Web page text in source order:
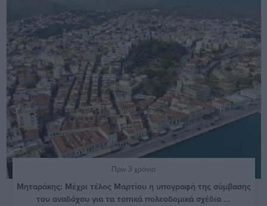
Πριν 3 χρόνια
Μηταράκης: Μέχρι τέλος Μαρτίου η υπογραφή της σύμβασης
του αναδόχου για τα τοπικά πολεοδομικά σχέδια ...